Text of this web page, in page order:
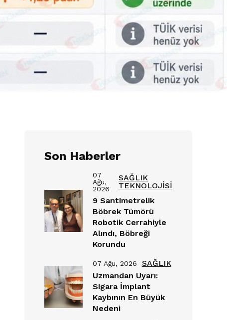
Son Haberler
07
Ağu,
2026
SAĞLIK
TEKNOLOJİSİ
9 Santimetrelik
Böbrek Tümörü
Robotik Cerrahiyle
Alındı, Böbreği
Korundu
07 Ağu, 2026
SAĞLIK
Uzmandan Uyarı:
Sigara İmplant
Kaybının En Büyük
Nedeni